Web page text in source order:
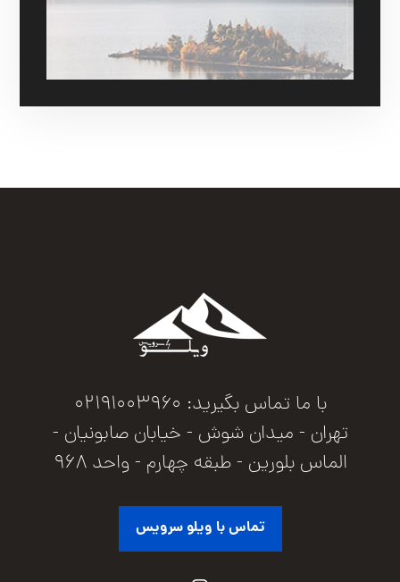
با ما تماس بگیرید: ۰۲۱۹۱۰۰۳۹۶۰
تهران - میدان شوش - خیابان صابونیان -
الماس بلورین - طبقه چهارم - واحد ۹۶۸
تماس با ویلو سرویس